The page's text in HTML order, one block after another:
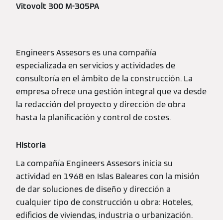
Vitovolt 300 M-305PA
Engineers Assesors es una compañía
especializada en servicios y actividades de
consultoría en el ámbito de la construcción. La
empresa ofrece una gestión integral que va desde
la redacción del proyecto y dirección de obra
hasta la planificación y control de costes.
Historia
La compañía Engineers Assesors inicia su
actividad en 1968 en Islas Baleares con la misión
de dar soluciones de diseño y dirección a
cualquier tipo de construcción u obra: Hoteles,
edificios de viviendas, industria o urbanización.